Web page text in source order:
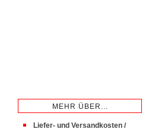
MEHR ÜBER...
Liefer- und Versandkosten /